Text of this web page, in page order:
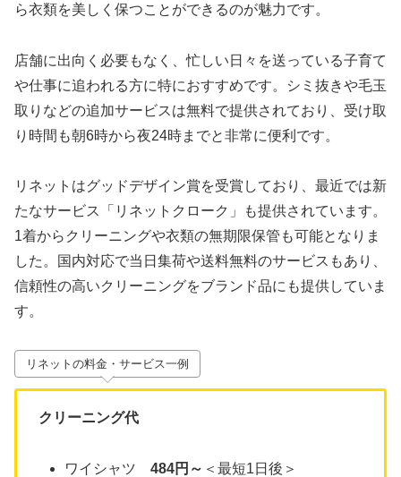
ら衣類を美しく保つことができるのが魅力です。
店舗に出向く必要もなく、忙しい日々を送っている子育て
や仕事に追われる方に特におすすめです。シミ抜きや毛玉
取りなどの追加サービスは無料で提供されており、受け取
り時間も朝6時から夜24時までと非常に便利です。
リネットはグッドデザイン賞を受賞しており、最近では新
たなサービス「リネットクローク」も提供されています。
1着からクリーニングや衣類の無期限保管も可能となりま
した。国内対応で当日集荷や送料無料のサービスもあり、
信頼性の高いクリーニングをブランド品にも提供していま
す。
リネットの料金・サービス一例
クリーニング代
ワイシャツ484円～ ＜最短1日後＞